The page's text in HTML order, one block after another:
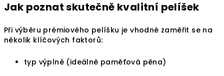
Jak poznat skutečně kvalitní pelíšek
Při výběru prémiového pelíšku je vhodné zaměřit se na
několik klíčových faktorů:
typ výplně (ideálně paměťová pěna)